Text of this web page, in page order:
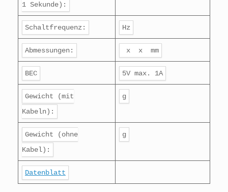
1 Sekunde):
Schaltfrequenz: Hz
Abmessungen: x x mm
BEC 5V max. 1A
Gewicht (mit
Kabeln):
g
Gewicht (ohne
Kabel):
g
Datenblatt